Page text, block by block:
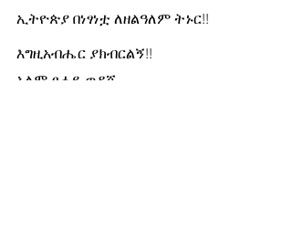
ኢትዮጵያ በነፃነቷ ለዘልዓለም ትኑር!!
እግዚአብሔር ያክብርልኝ!!
አለም ፀሓይ ወዳጆ